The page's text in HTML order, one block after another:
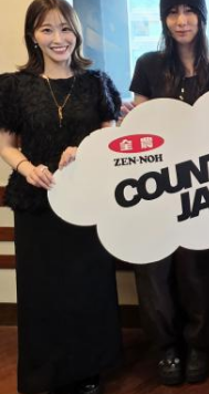
たですけど、そういう
の？
ほのか：私も今回初め
まで作ってきたライブ
は全然違って……ドラマ
いうか。リーガルリリー
いるんですけれど、ド
といけないので、逆に
から、音楽を通して真
ゃ面白かったです。
（左から）たかはしほ